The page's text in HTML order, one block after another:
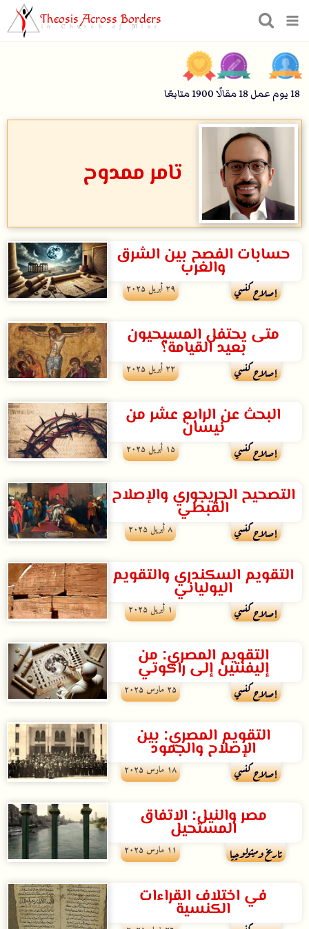
Theosis Across Borders
in Church of Misr
18 يوم عمل18مقالًا1900متابعًا
تامر ممدوح
حسابات الفصح بين الشرق
والغرب
إصلاح كنسي ۲۹ أبريل ۲۰۲۵
متى يحتفل المسيحيون
بعيد القيامة؟
إصلاح كنسي ۲۲ أبريل ۲۰۲۵
البحث عن الرابع عشر من
نيسان
إصلاح كنسي ۱۵ أبريل ۲۰۲۵
التصحيح الجريجوري والإصلاح
القبطي
إصلاح كنسي ۸ أبريل ۲۰۲۵
التقويم السكندري والتقويم
اليولياني
إصلاح كنسي ۱ أبريل ۲۰۲۵
التقويم المصري: من
إليفنتين إلى راكوتي
إصلاح كنسي ۲۵ مارس ۲۰۲۵
التقويم المصري: بين
الإصلاح والجمود
إصلاح كنسي ۱۸ مارس ۲۰۲۵
مصر والنيل: الاتفاق
المستحيل
تاريخ وميثولوچيا ۱۱ مارس ۲۰۲۵
في اختلاف القراءات
الكنسية